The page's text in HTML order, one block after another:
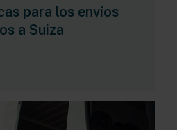
para los envíos
a Suiza